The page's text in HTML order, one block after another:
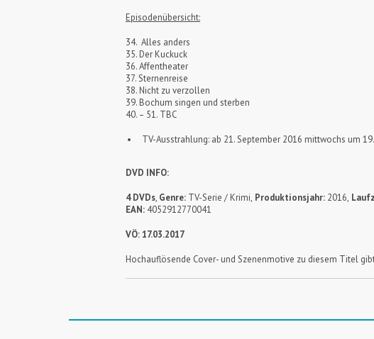
Episodenübersicht:
34. Alles anders
35. Der Kuckuck
36. Affentheater
37. Sternenreise
38. Nicht zu verzollen
39. Bochum singen und sterben
40. – 51. TBC
TV-Ausstrahlung: ab 21. September 2016 mittwochs um
DVD INFO:
4 DVDs, Genre: TV-Serie / Krimi, Produktionsjahr: 2016,
EAN: 4052912770041
VÖ: 17.03.2017
Hochauflösende Cover- und Szenenmotive zu diesem Titel